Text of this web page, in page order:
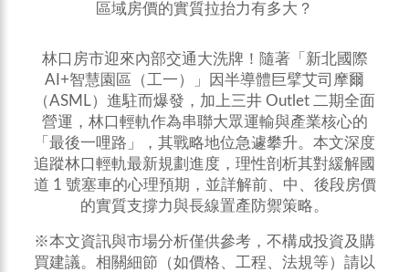
區域房價的實質拉抬力有多大？
林口 房市迎來內部交通大洗牌！隨著「新北國際
AI+智慧園區（工一）」因半導體巨擘艾司摩爾
（ASML）進駐而爆發，加上三井 Outlet 二期全面
營運，林口輕軌作為串聯大眾運輸與產業核心的
「最後一哩路」，其戰略地位急遽攀升。本文深度
追蹤林口輕軌最新規劃進度，理性剖析其對緩解國
道 1 號塞車的心理預期，並詳解前、中、後段房價
的實質支撐力與長線置產防禦策略。
※本文資訊與市場分析僅供參考，不構成投資及購
買建議。相關細節（如價格、工程、法規等）請以